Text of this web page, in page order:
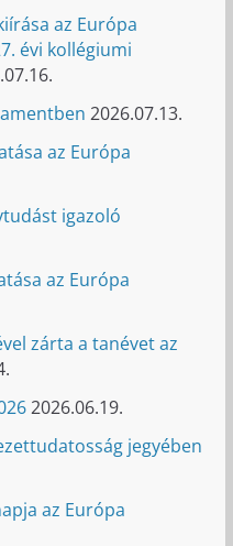
az Európa
évi kollégiumi
2026.07.13.
az Európa
igazoló
az Európa
zárta a tanévet az
2026.06.19.
jegyében
az Európa